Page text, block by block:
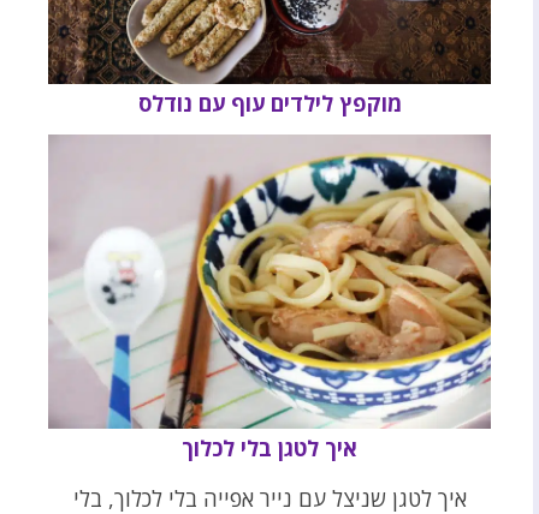
מוקפץ לילדים עוף עם נודלס
איך לטגן בלי לכלוך
איך לטגן שניצל עם נייר אפייה בלי לכלוך, בלי